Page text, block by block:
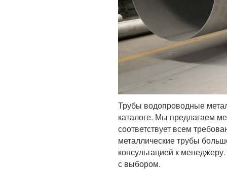
Трубы водопроводные
каталоге. Мы предлагаем
соответствует всем
металлические трубы
консультацией к
с выбором.